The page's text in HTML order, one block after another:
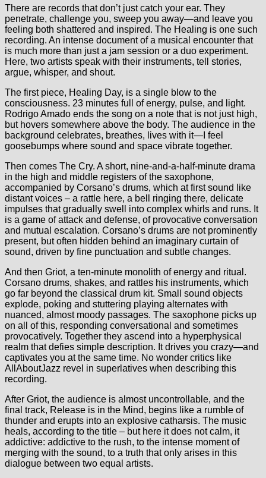
There are records that don’t just catch your ear. They
penetrate, challenge you, sweep you away—and leave you
feeling both shattered and inspired. The Healing is one such
recording. An intense document of a musical encounter that
is much more than just a jam session or a duo experiment.
Here, two artists speak with their instruments, tell stories,
argue, whisper, and shout.
The first piece, Healing Day, is a single blow to the
consciousness. 23 minutes full of energy, pulse, and light.
Rodrigo Amado ends the song on a note that is not just high,
but hovers somewhere above the body. The audience in the
background celebrates, breathes, lives with it—I feel
goosebumps where sound and space vibrate together.
Then comes The Cry. A short, nine-and-a-half-minute drama
in the high and middle registers of the saxophone,
accompanied by Corsano’s drums, which at first sound like
distant voices – a rattle here, a bell ringing there, delicate
impulses that gradually swell into complex whirls and runs. It
is a game of attack and defense, of provocative conversation
and mutual escalation. Corsano’s drums are not prominently
present, but often hidden behind an imaginary curtain of
sound, driven by fine punctuation and subtle changes.
And then Griot, a ten-minute monolith of energy and ritual.
Corsano drums, shakes, and rattles his instruments, which
go far beyond the classical drum kit. Small sound objects
explode, poking and stuttering playing alternates with
nuanced, almost moody passages. The saxophone picks up
on all of this, responding conversational and sometimes
provocatively. Together they ascend into a hyperphysical
realm that defies simple description. It drives you crazy—and
captivates you at the same time. No wonder critics like
AllAboutJazz revel in superlatives when describing this
recording.
After Griot, the audience is almost uncontrollable, and the
final track, Release is in the Mind, begins like a rumble of
thunder and erupts into an explosive catharsis. The music
heals, according to the title – but here it does not calm, it
addictive: addictive to the rush, to the intense moment of
merging with the sound, to a truth that only arises in this
dialogue between two equal artists.